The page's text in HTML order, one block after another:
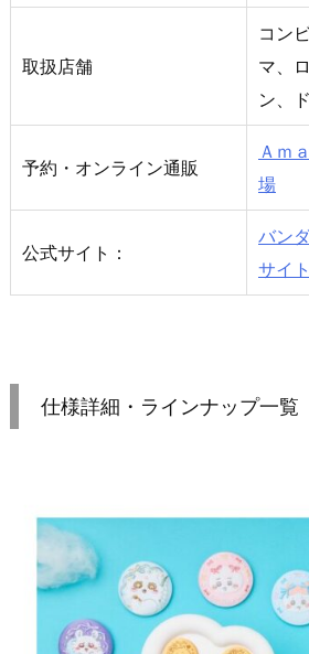
取扱店舗
コン
マ、
ン、
予約・オンライン通販
Ａｍ
場
公式サイト：
バン
サイト
仕様詳細・ラインナップ一覧